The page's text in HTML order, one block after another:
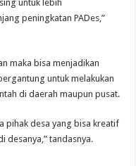
untuk lebih
peningkatan PADes,”
maka bisa menjadikan
untuk melakukan
di daerah maupun pusat.
pihak desa yang bisa kreatif
desanya,” tandasnya.